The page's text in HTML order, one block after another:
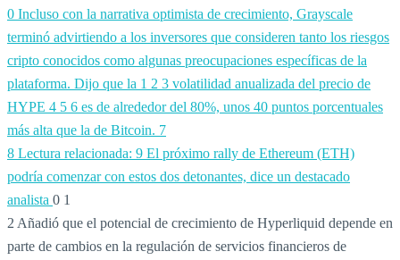
0 Incluso con la narrativa optimista de crecimiento, Grayscale
terminó advirtiendo a los inversores que consideren tanto los riesgos
cripto conocidos como algunas preocupaciones específicas de la
plataforma. Dijo que la 1 2 3 volatilidad anualizada del precio de
HYPE 4 5 6 es de alrededor del 80%, unos 40 puntos porcentuales
más alta que la de Bitcoin. 7
8 Lectura relacionada: 9 El próximo rally de Ethereum (ETH)
podría comenzar con estos dos detonantes, dice un destacado
analista 0 1
2 Añadió que el potencial de crecimiento de Hyperliquid depende en
parte de cambios en la regulación de servicios financieros de